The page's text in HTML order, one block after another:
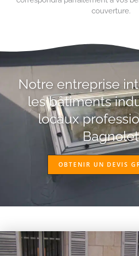
couverture.
Notre entreprise
les bâtiments
locaux
Bagnolet
OBTENIR UN DEVIS